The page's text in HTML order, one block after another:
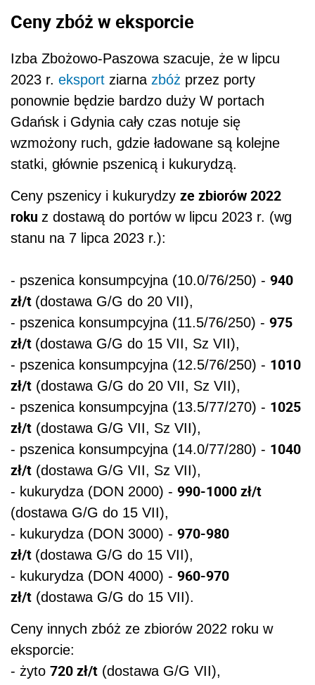
Ceny zbóż w eksporcie
Izba Zbożowo-Paszowa szacuje, że w lipcu
2023 r. eksport ziarna zbóż przez porty
ponownie będzie bardzo duży W portach
Gdańsk i Gdynia cały czas notuje się
wzmożony ruch, gdzie ładowane są kolejne
statki, głównie pszenicą i kukurydzą.
Ceny pszenicy i kukurydzy ze zbiorów 2022
roku z dostawą do portów w lipcu 2023 r. (wg
stanu na 7 lipca 2023 r.):
- pszenica konsumpcyjna (10.0/76/250) - 940
zł/t (dostawa G/G do 20 VII),
- pszenica konsumpcyjna (11.5/76/250) - 975
zł/t (dostawa G/G do 15 VII, Sz VII),
- pszenica konsumpcyjna (12.5/76/250) - 1010
zł/t (dostawa G/G do 20 VII, Sz VII),
- pszenica konsumpcyjna (13.5/77/270) - 1025
zł/t (dostawa G/G VII, Sz VII),
- pszenica konsumpcyjna (14.0/77/280) - 1040
zł/t (dostawa G/G VII, Sz VII),
- kukurydza (DON 2000) - 990-1000 zł/t
(dostawa G/G do 15 VII),
- kukurydza (DON 3000) - 970-980
zł/t (dostawa G/G do 15 VII),
- kukurydza (DON 4000) - 960-970
zł/t (dostawa G/G do 15 VII).
Ceny innych zbóż ze zbiorów 2022 roku w
eksporcie:
- żyto 720 zł/t (dostawa G/G VII),